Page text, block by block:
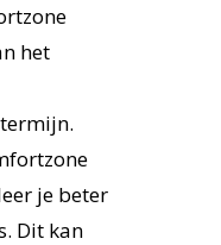
het
je beter
Dit kan